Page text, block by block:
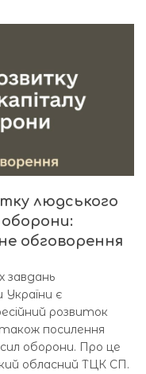
людського
оборони:
обговорення
завдань
є
розвиток
також посилення
оборони. Про це
обласний ТЦК СП.